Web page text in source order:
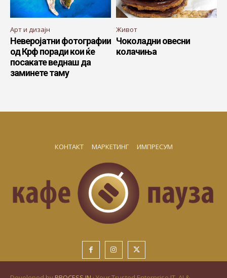
Арт и дизајн
Неверојатни фотографии
од Крф поради кои ќе
посакате веднаш да
заминете таму
Живот
Чоколадни овесни
колачиња
КОНТАКТ МАРКЕТИНГ ИМПРЕСУМ